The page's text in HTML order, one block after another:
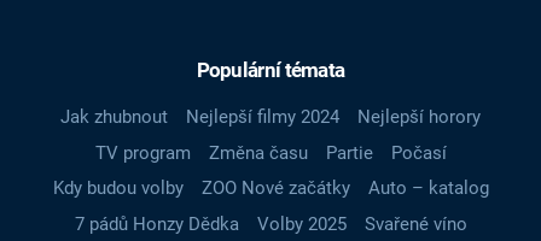
Populární témata
Jak zhubnout Nejlepší filmy 2024
Nejlepší horory
TV program
Změna času Partie
Počasí
Kdy budou volby
ZOO Nové začátky
Auto – katalog
7 pádů Honzy Dědka
Volby 2025
Svařené víno